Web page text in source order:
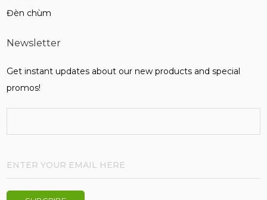
Đèn chùm
Newsletter
Get instant updates about our new products and special
promos!